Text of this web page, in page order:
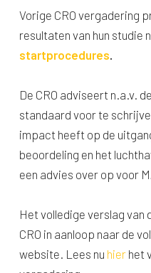
Vorige CRO vergadering
resultaten van hun studie
startprocedures.
De CRO adviseert n.a.v.
standaard voor te
impact heeft op de
beoordeling en het
een advies over op voor
Het volledige verslag
CRO in aanloop naar de
website. Lees nu hier het